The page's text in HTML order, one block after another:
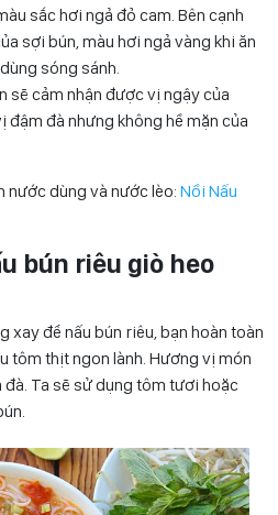
sắc hơi ngả đỏ cam. Bên cạnh
sợi bún, màu hơi ngả vàng khi ăn
sóng sánh.
sẽ cảm nhận được vị ngậy của
đậm đà nhưng không hề mặn của
nước dùng và nước lèo: Nồi Nấu
bún riêu giò heo
xay để nấu bún riêu, bạn hoàn toàn
tôm thịt ngon lành. Hương vị món
Ta sẽ sử dụng tôm tươi hoặc